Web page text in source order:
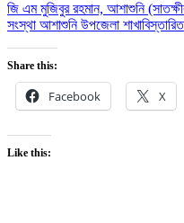
জি এম মুজিবুর রহমান, আশাশুনি
সংস্থা আশাশুনি উপজেলা শাখা
Share this:
Facebook X
Like this: